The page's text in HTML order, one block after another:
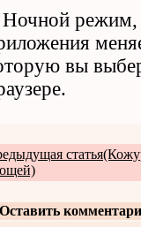
Ночной режим,
вы
Оставить